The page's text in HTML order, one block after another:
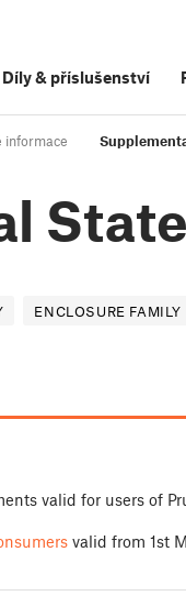
Díly& příslušenství
informace
ENCLOSURE FAMILY
valid for users of
valid from 1st